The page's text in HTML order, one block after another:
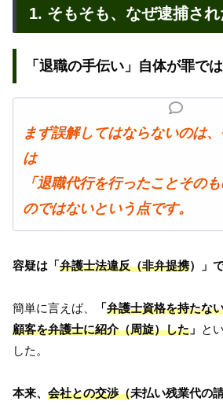
1. そもそも、なぜ逮捕され
「退職の手伝い」自体が罪で
まず誤解してはならないのは
は
「退職代行を行ったことその
のではないという点です。
容疑は「弁護士法違反（非弁提携）」
簡単に言えば、 「弁護士資格を持たな
顧客を弁護士に紹介（周旋）した 」 と
した。
本来、 会社との交渉（未払い残業代の